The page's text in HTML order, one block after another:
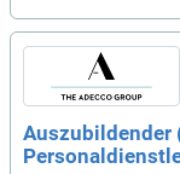
Auszubildender